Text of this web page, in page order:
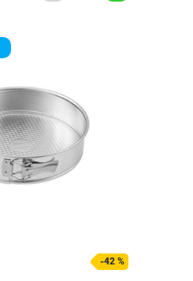
-42 %